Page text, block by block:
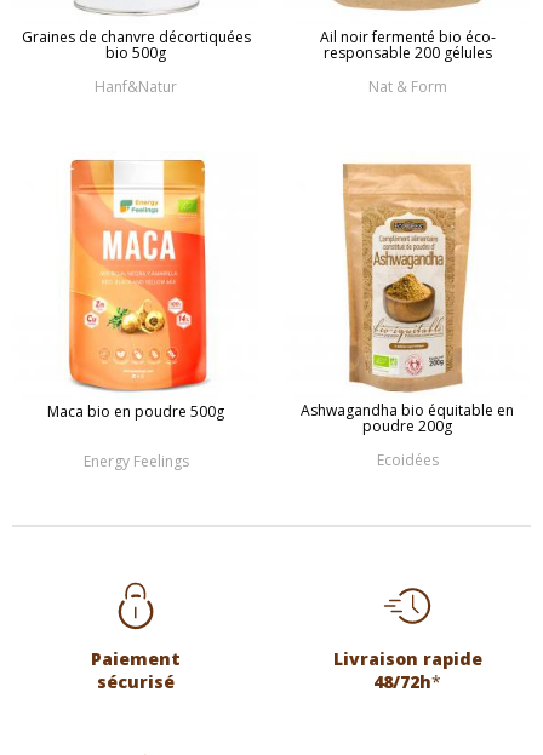
Graines de chanvre décortiquées
bio 500g
Hanf&Natur
Ail noir fermenté bio éco-
responsable 200 gélules
Nat & Form
Maca bio en poudre 500g
Energy Feelings
Ashwagandha bio équitable en
poudre 200g
Ecoidées
Paiement
sécurisé
Livraison rapide
48/72h*